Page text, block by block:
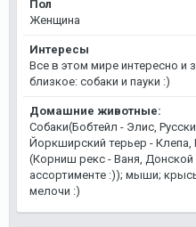
Пол
Женщина
Интересы
Все в этом мире интересно и
близкое: собаки и пауки :)
Домашние животные:
Собаки(Бобтейл - Элис,
Йоркширский терьер -
(Корниш рекс - Ваня, Донской
ассортименте :)); мыши;
мелочи :)